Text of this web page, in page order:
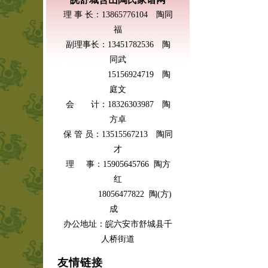
理 事 长：13865776104 陶同
福
副理事长：13451782536 陶
同武
15156924719 陶
庭文
会 计：18326303987 陶
方卓
保 管 员：13515567213 陶同
才
理 事：15905645766 陶方
红
18056477822 陶(方)
成
办公地址：皖六安市舒城县千
人桥街道
友情链接